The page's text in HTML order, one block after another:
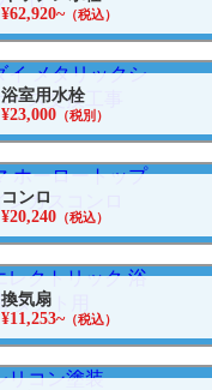
¥62,920~（税込）
浴室用水栓
¥23,000 （税別）
コンロ
¥20,240 （税込）
換気扇
¥11,253~（税込）